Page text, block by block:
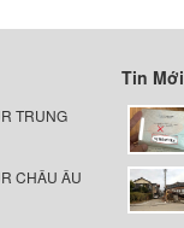
TRUNG
CHÂU ÂU
Tin Mới